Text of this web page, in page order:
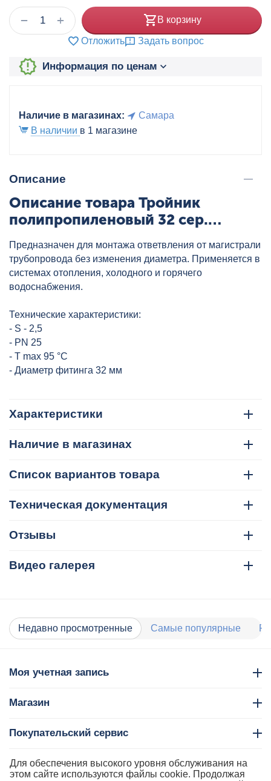
+
− В корзину
Отложить Задать вопрос
Информация по ценам
Наличие в магазинах:
Самара
В наличии в 1 магазине
Описание
Описание товара Тройник
полипропиленовый 32 сер.
Предназначен для монтажа ответвления от магистрали
трубопровода без изменения диаметра. Применяется в
системах отопления, холодного и горячего
водоснабжения.
Технические характеристики:
- S - 2,5
- PN 25
- T max 95 °C
- Диаметр фитинга 32 мм
Характеристики
Наличие в магазинах
Список вариантов товара
Техническая документация
Отзывы
Видео галерея
Недавно просмотренные Самые популярные
Моя учетная запись
Магазин
Покупательский сервис
Контакты
Для обеспечения высокого уровня обслуживания на
этом сайте используются файлы cookie. Продолжая